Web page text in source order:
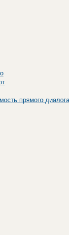
прямого